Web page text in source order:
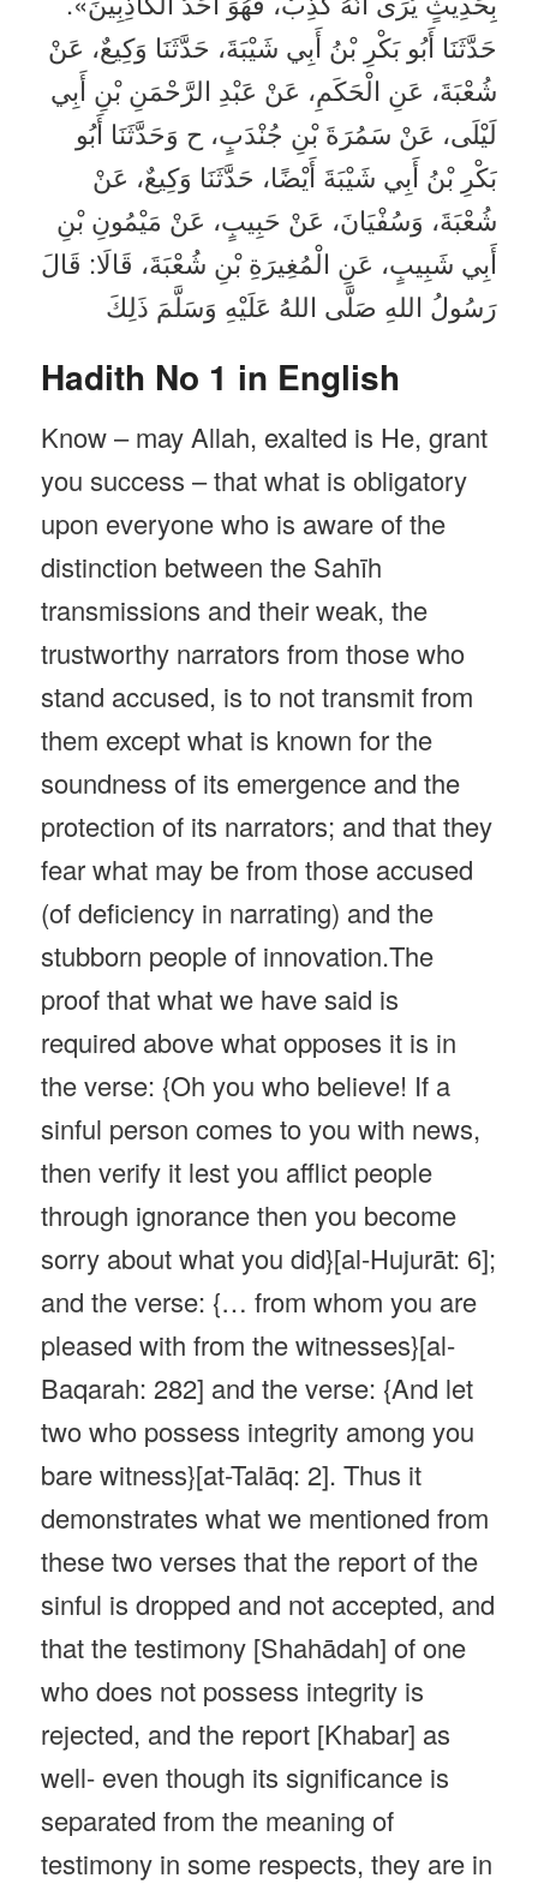
حَدَّثَنَا أَبُو بَكْرِ بْنُ أَبِي شَيْبَةَ، حَدَّثَنَا وَكِيعٌ، عَنْ
شُعْبَةَ، عَنِ الْحَكَمِ، عَنْ عَبْدِ الرَّحْمَنِ بْنِ أَبِي
لَيْلَى، عَنْ سَمُرَةَ بْنِ جُنْدَبٍ، ح وَحَدَّثَنَا أَبُو
بَكْرِ بْنُ أَبِي شَيْبَةَ أَيْضًا، حَدَّثَنَا وَكِيعٌ، عَنْ
شُعْبَةَ، وَسُفْيَانَ، عَنْ حَبِيبٍ، عَنْ مَيْمُونِ بْنِ
أَبِي شَبِيبٍ، عَنِ الْمُغِيرَةِ بْنِ شُعْبَةَ، قَالَا: قَالَ
رَسُولُ اللهِ صَلَّى اللهُ عَلَيْهِ وَسَلَّمَ ذَلِكَ
Hadith No 1 in English
Know – may Allah, exalted is He, grant
you success – that what is obligatory
upon everyone who is aware of the
distinction between the Sahīh
transmissions and their weak, the
trustworthy narrators from those who
stand accused, is to not transmit from
them except what is known for the
soundness of its emergence and the
protection of its narrators; and that they
fear what may be from those accused
(of deficiency in narrating) and the
stubborn people of innovation.The
proof that what we have said is
required above what opposes it is in
the verse: {Oh you who believe! If a
sinful person comes to you with news,
then verify it lest you afflict people
through ignorance then you become
sorry about what you did}[al-Hujurāt: 6];
and the verse: {… from whom you are
pleased with from the witnesses}[al-
Baqarah: 282] and the verse: {And let
two who possess integrity among you
bare witness}[at-Talāq: 2]. Thus it
demonstrates what we mentioned from
these two verses that the report of the
sinful is dropped and not accepted, and
that the testimony [Shahādah] of one
who does not possess integrity is
rejected, and the report [Khabar] as
well- even though its significance is
separated from the meaning of
testimony in some respects, they are in